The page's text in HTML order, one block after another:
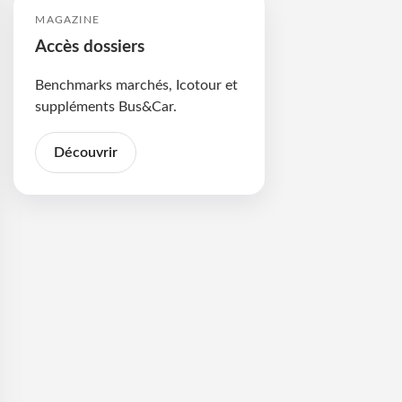
MAGAZINE
Accès dossiers
Benchmarks marchés, Icotour et
suppléments Bus&Car.
Découvrir